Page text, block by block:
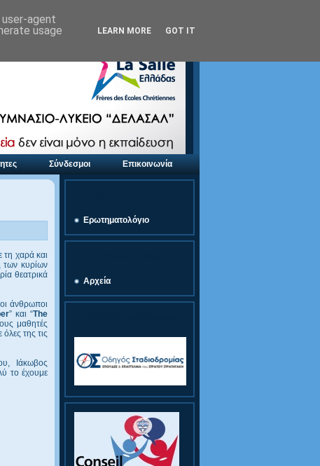
Σύνδεσμοι Επικοινωνία
χαρά και
των κυρίων
θεατρικά
άνθρωποι
” και “The
μαθητές
της τις
Ιάκωβος
το έχουμε
Ερωτηματολόγιο
Αρχεία
agent
usage
LEARN MORE GOT IT